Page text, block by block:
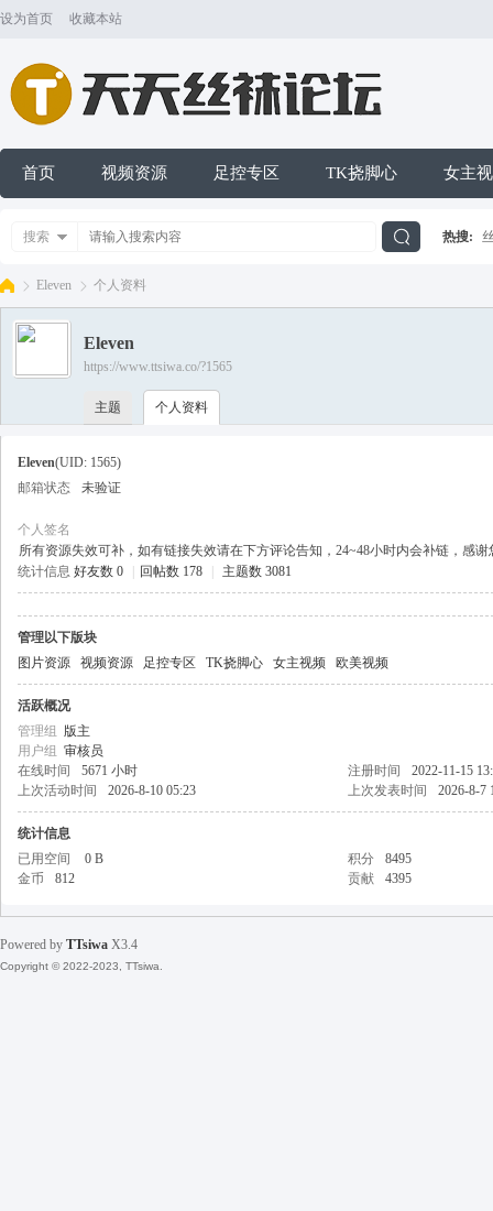
设为首页 收藏本站
首页 视频资源 足控专区 TK挠脚心 女主
搜索 热搜:
›
Eleven 个人资料
Eleven
https://www.ttsiwa.co/?1565
主题 个人资料
Eleven(UID: 1565)
邮箱状态
未验证
个人签名
所有资源失效可补，如有链接失效请在下方评论告知，24~48小时内会补链，感
统计信息 好友数 0 回帖数 178 主题数 3081
管理以下版块
图片资源
视频资源 足控专区 TK挠脚心 女主视频 欧美视频
活跃概况
管理组 版主
用户组 审核员
在线时间
5671 小时 注册时间
2022-11-15
上次活动时间
2026-8-10 05:23 上次发表时间 2026-8-7
统计信息
已用空间
0 B 积分
8495
金币
812 贡献 4395
Powered by TTsiwa X3.4
Copyright © 2022-2023, TTsiwa.